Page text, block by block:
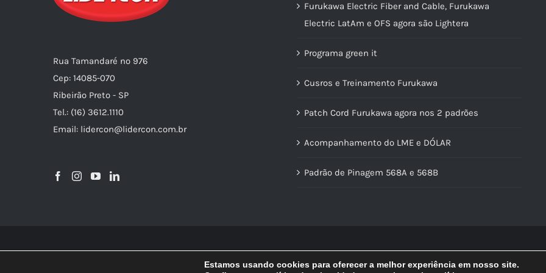
Rua Tamandaré nº 976
Cep: 14085-070
Ribeirão Preto - SP
Tel.: (16) 3612.1110
Email: lidercon@lidercon.com.br
Furukawa Electric Fiber and Cable, Furukawa
Electric LatAm e OFS agora são Lightera
Programa green it
Cusros e Treinamento Furukawa
Patch Cord Furukawa agora nos 2 padrões
Acompanhamento do LME e DÓLAR
Padrão de Pinagem 568A e 568B
Estamos usando cookies para oferecer a melhor experiência em nosso site.